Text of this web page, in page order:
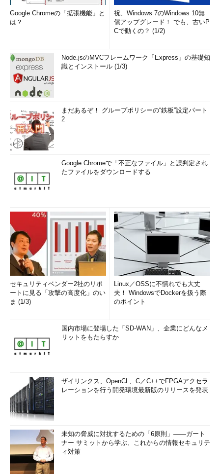
Google Chromeの「拡張機能」と
は？
祝、Windows 7のWindows 10無
償アップグレード！ でも、古いP
Cで動くの？ (1/2)
Node.jsのMVCフレームワーク「Express」の基礎知
識とインストール (1/3)
まだあるぞ！ グループポリシーの“鉄板”設定パート
2
Google Chromeで「不正なファイル」と誤判定され
たファイルをダウンロードする
セキュリティベンダー2社のリポ
ートに見る「攻撃の高度化」のい
ま (1/3)
Linux／OSSに不慣れでも大丈
夫！ WindowsでDockerを扱う際
のポイント
国内市場に登場した「SD-WAN」、企業にどんなメ
リットをもたらすか
ザイリンクス、OpenCL、C／C++でFPGAアクセラ
レーションを行う開発環境最新版のリリースを発表
未知の脅威に対抗するための「6原則」――ガート
ナー サミットから学ぶ、これからの情報セキュリテ
ィ対策